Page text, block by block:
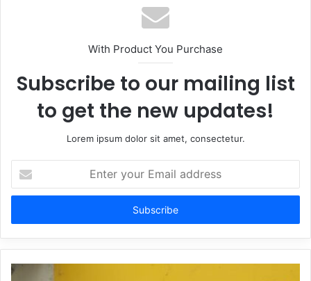
With Product You Purchase
Subscribe to our mailing list
to get the new updates!
Lorem ipsum dolor sit amet, consectetur.
your
Email